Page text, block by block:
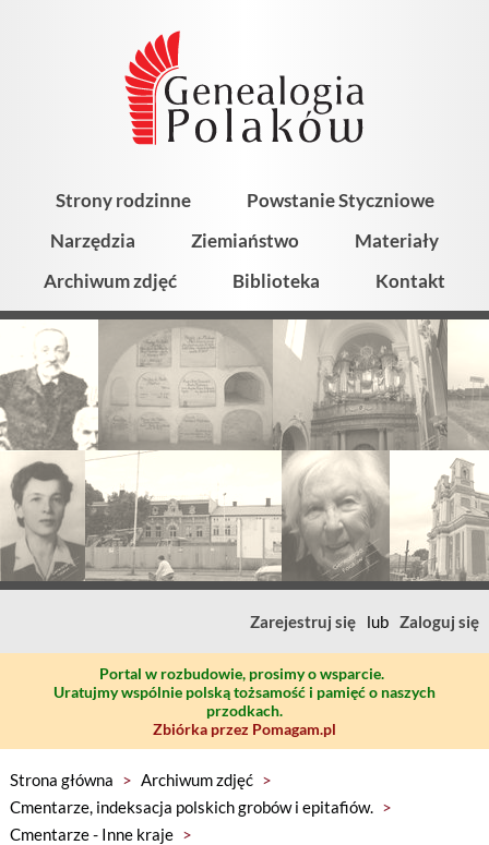
Strony rodzinne
Powstanie Styczniowe
Narzędzia
Ziemiaństwo
Materiały
Archiwum zdjęć
Biblioteka Kontakt
Zarejestruj się lub Zaloguj się
Portal w rozbudowie, prosimy o wsparcie.
Uratujmy wspólnie polską tożsamość i pamięć o naszych
przodkach.
Zbiórka przez Pomagam.pl
Strona główna > Archiwum zdjęć >
Cmentarze, indeksacja polskich grobów i epitafiów. >
Cmentarze - Inne kraje >